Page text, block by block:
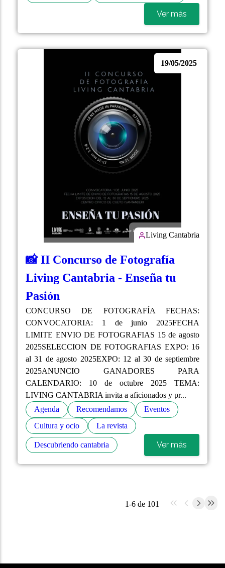
Ver más
19/05/2025
Living Cantabria
📸 II Concurso de Fotografía
Living Cantabria - Enseña tu
Pasión
CONCURSO DE FOTOGRAFÍA FECHAS:
CONVOCATORIA: 1 de junio 2025FECHA
LIMITE ENVIO DE FOTOGRAFIAS 15 de agosto
2025SELECCION DE FOTOGRAFIAS EXPO: 16
al 31 de agosto 2025EXPO: 12 al 30 de septiembre
2025ANUNCIO GANADORES PARA
CALENDARIO: 10 de octubre 2025 TEMA:
LIVING CANTABRIA invita a aficionados y pr...
Agenda
Recomendamos
Eventos
Cultura y ocio
La revista
Descubriendo cantabria Ver más
1-6 de 101